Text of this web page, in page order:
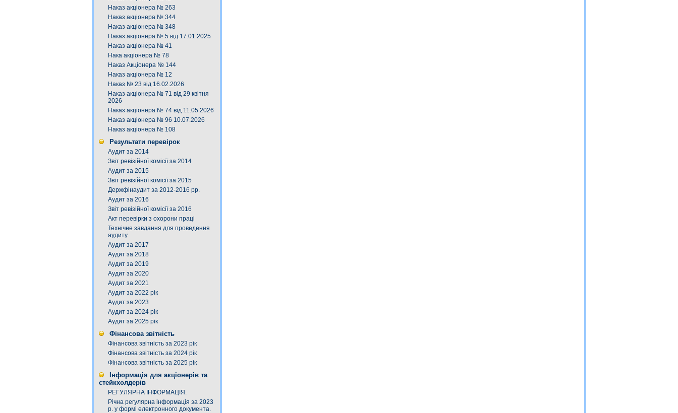
Наказ акціонера № 263
Наказ акціонера № 344
Наказ акціонера № 348
Наказ акціонера № 5 від 17.01.2025
Наказ акціонера № 41
Нака акціонера № 78
Наказ Акціонера № 144
Наказ акціонера № 12
Наказ № 23 від 16.02.2026
Наказ акціонера № 71 від 29 квітня
2026
Наказ акціонера № 74 від 11.05.2026
Наказ акціонера № 96 10.07.2026
Наказ акціонера № 108
Результати перевірок
Аудит за 2014
Звіт ревізійної комісії за 2014
Аудит за 2015
Звіт ревізійної комісії за 2015
Держфінаудит за 2012-2016 рр.
Аудит за 2016
Звіт ревізійної комісії за 2016
Акт перевірки з охорони праці
Технічне завдання для проведення
аудиту
Аудит за 2017
Аудит за 2018
Аудит за 2019
Аудит за 2020
Аудит за 2021
Аудит за 2022 рік
Аудит за 2023
Аудит за 2024 рік
Аудит за 2025 рік
Фінансова звітність
Фінансова звітність за 2023 рік
Фінансова звітність за 2024 рік
Фінансова звітність за 2025 рік
Інформація для акціонерів та
стейкхолдерів
РЕГУЛЯРНА ІНФОРМАЦІЯ.
Річна регулярна інформація за 2023
р. у формі електронного документа.